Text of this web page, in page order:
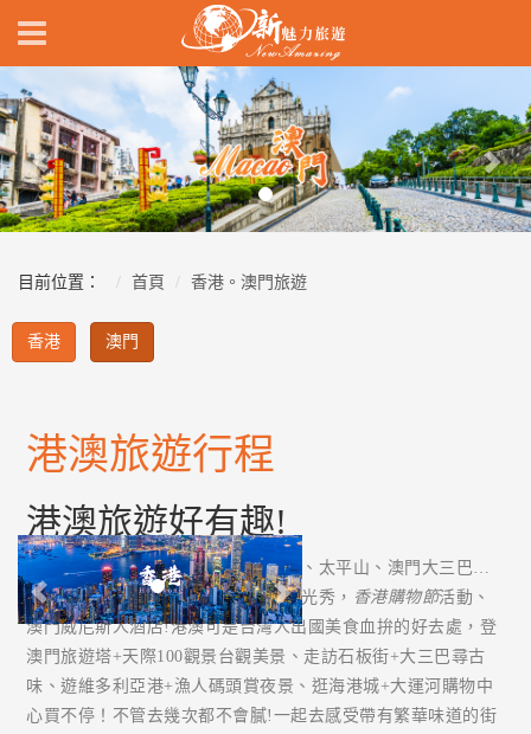
Previous
目前位置： 首頁 香港。澳門旅遊
香港 澳門
港澳旅遊行程
港澳旅遊好有趣!
帶你一次暢遊香港迪士尼、海洋公園、太平山、澳門大三巴…
等景點，還有華麗繽紛的水舞間等聲光秀， 香港購物節活動、
澳門威尼斯人酒店!港澳可是台灣人出國美食血拚的好去處，登
澳門旅遊塔+天際100觀景台觀美景、走訪石板街+大三巴尋古
味、遊維多利亞港+漁人碼頭賞夜景、逛海港城+大運河購物中
心買不停！不管去幾次都不會膩!一起去感受帶有繁華味道的街
Previous Next